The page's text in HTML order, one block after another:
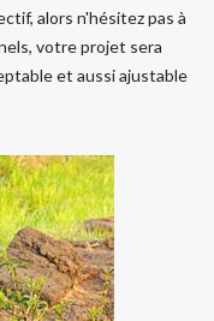
alors n'hésitez pas à
votre projet sera
et aussi ajustable